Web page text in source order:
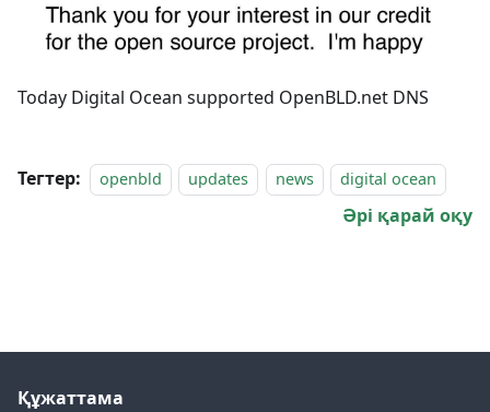
Today Digital Ocean supported OpenBLD.net DNS
Тегтер: openbld updates news digital ocean
Әрі қарай оқу
Құжаттама